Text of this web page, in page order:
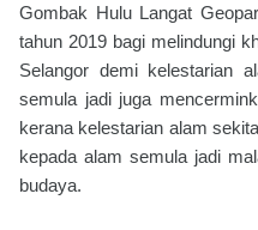
Gombak Hulu Langat
tahun 2019 bagi melindungi
Selangor demi kelestarian
semula jadi juga
kerana kelestarian alam
kepada alam semula jadi
budaya.